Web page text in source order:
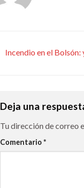
Incendio en el Bolsón:
Deja una
Tu dirección de correo
Comentario *